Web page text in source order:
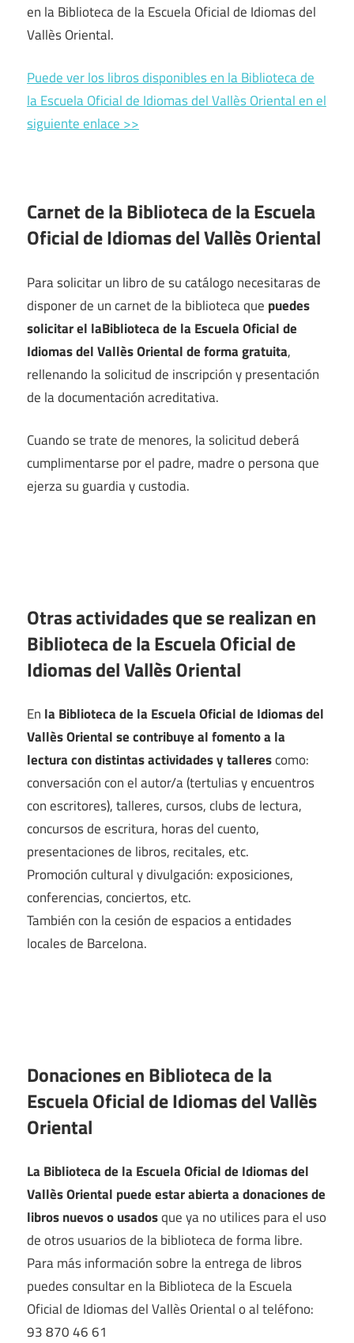
en la Biblioteca de la Escuela Oficial de Idiomas del
Vallès Oriental.
Puede ver los libros disponibles en la Biblioteca de
la Escuela Oficial de Idiomas del Vallès Oriental en el
siguiente enlace >>
Carnet de la Biblioteca de la Escuela
Oficial de Idiomas del Vallès Oriental
Para solicitar un libro de su catálogo necesitaras de
disponer de un carnet de la biblioteca que puedes
solicitar el laBiblioteca de la Escuela Oficial de
Idiomas del Vallès Oriental de forma gratuita,
rellenando la solicitud de inscripción y presentación
de la documentación acreditativa.
Cuando se trate de menores, la solicitud deberá
cumplimentarse por el padre, madre o persona que
ejerza su guardia y custodia.
Otras actividades que se realizan en
Biblioteca de la Escuela Oficial de
Idiomas del Vallès Oriental
En la Biblioteca de la Escuela Oficial de Idiomas del
Vallès Oriental se contribuye al fomento a la
lectura con distintas actividades y tallerescomo:
conversación con el autor/a (tertulias y encuentros
con escritores), talleres, cursos, clubs de lectura,
concursos de escritura, horas del cuento,
presentaciones de libros, recitales, etc.
Promoción cultural y divulgación: exposiciones,
conferencias, conciertos, etc.
También con la cesión de espacios a entidades
locales de Barcelona.
Donaciones en Biblioteca de la
Escuela Oficial de Idiomas del Vallès
Oriental
La Biblioteca de la Escuela Oficial de Idiomas del
Vallès Oriental puede estar abierta a donaciones de
libros nuevos o usadosque ya no utilices para el uso
de otros usuarios de la biblioteca de forma libre.
Para más información sobre la entrega de libros
puedes consultar en la Biblioteca de la Escuela
Oficial de Idiomas del Vallès Oriental o al teléfono:
93 870 46 61